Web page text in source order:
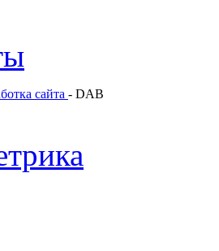
сайта - DAB